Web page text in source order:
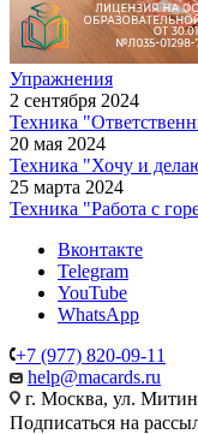
Упражнения
2 сентября 2024
Техника
20 мая 2024
Техника "Хочу и
25 марта 2024
Техника "Работа с
Вконтакте
Telegram
YouTube
WhatsApp
+7 (977) 820-09-11
help@macards.ru
г. Москва, ул.
Подписаться на